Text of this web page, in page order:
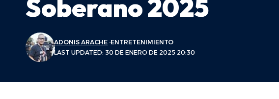
Soberano 2025
LAST UPDATED: 30 DE ENERO DE 2025 20:30
ADONIS ARACHE ENTRETENIMIENTO